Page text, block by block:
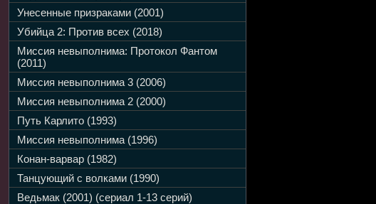
Унесенные призраками (2001)
Убийца 2: Против всех (2018)
Миссия невыполнима: Протокол Фантом
(2011)
Миссия невыполнима 3 (2006)
Миссия невыполнима 2 (2000)
Путь Карлито (1993)
Миссия невыполнима (1996)
Конан-варвар (1982)
Танцующий с волками (1990)
Ведьмак (2001) (сериал 1-13 серий)